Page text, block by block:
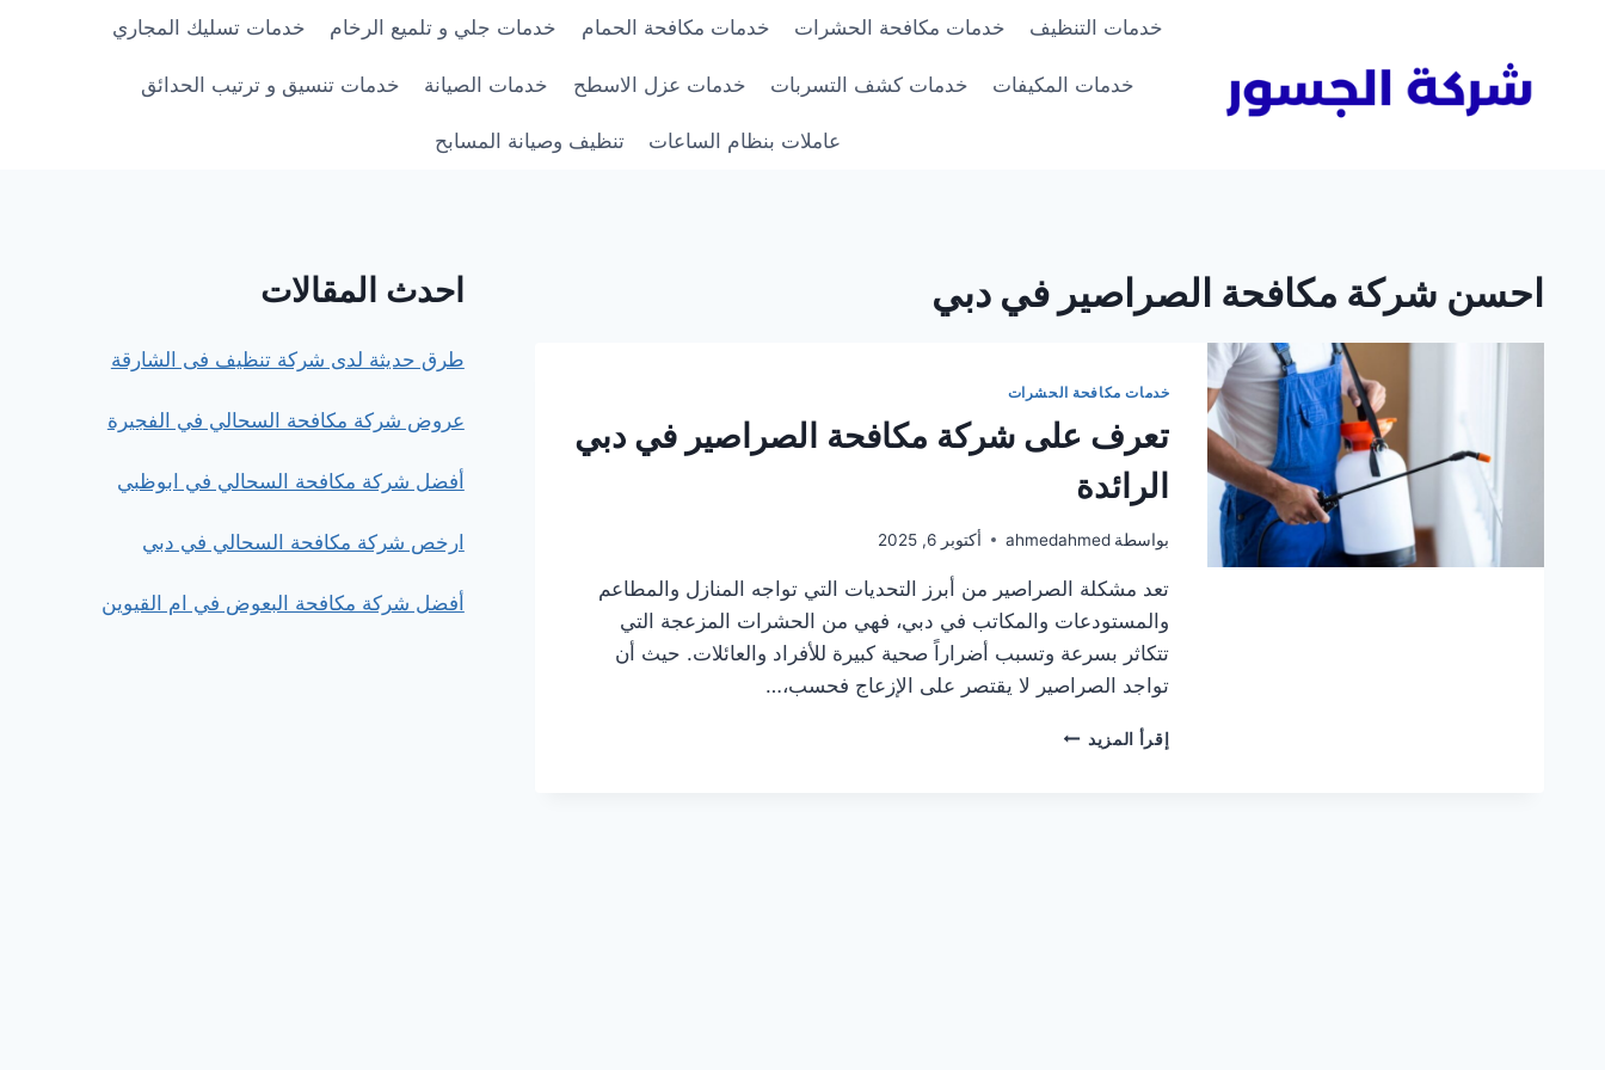
خدمات التنظيف خدمات مكافحة الحشرات خدمات مكافحة الحمام خدمات جلي و تلميع الرخام خدمات تسليك المجاري
خدمات المكيفات خدمات كشف التسربات خدمات عزل الاسطح خدمات الصيانة خدمات تنسيق و ترتيب الحدائق
عاملات بنظام الساعات تنظيف وصيانة المسابح
احسن شركة مكافحة الصراصير في دبي
خدمات مكافحة الحشرات
تعرف على شركة مكافحة الصراصير في دبي
الرائدة
بواسطة ahmedahmed أكتوبر 6, 2025
تعد مشكلة الصراصير من أبرز التحديات التي تواجه المنازل والمطاعم
والمستودعات والمكاتب في دبي، فهي من الحشرات المزعجة التي
تتكاثر بسرعة وتسبب أضراراً صحية كبيرة للأفراد والعائلات. حيث أن
تواجد الصراصير لا يقتصر على الإزعاج فحسب،…
إقرأ المزيد تعرف
احدث المقالات
طرق حديثة لدى شركة تنظيف فى الشارقة
عروض شركة مكافحة السحالي في الفجيرة
أفضل شركة مكافحة السحالي في ابوظبي
ارخص شركة مكافحة السحالي في دبي
أفضل شركة مكافحة البعوض في ام القيوين